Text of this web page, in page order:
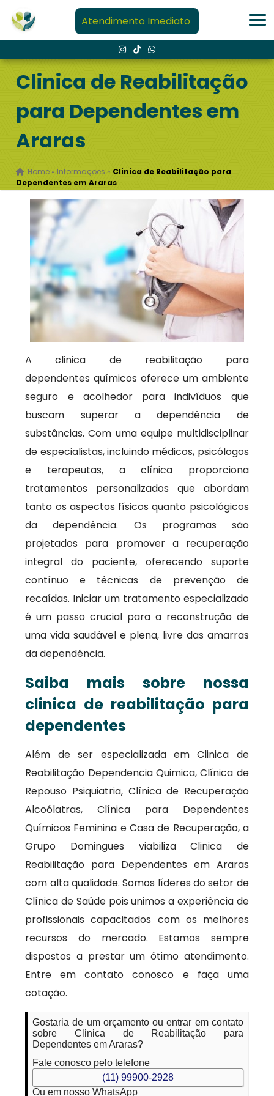
Atendimento Imediato
Clinica de Reabilitação
para Dependentes em
Araras
Home » Informações » Clinica de Reabilitação para
Dependentes em Araras
A clinica de reabilitação para
dependentes químicos oferece um ambiente
seguro e acolhedor para indivíduos que
buscam superar a dependência de
substâncias. Com uma equipe multidisciplinar
de especialistas, incluindo médicos, psicólogos
e terapeutas, a clínica proporciona
tratamentos personalizados que abordam
tanto os aspectos físicos quanto psicológicos
da dependência. Os programas são
projetados para promover a recuperação
integral do paciente, oferecendo suporte
contínuo e técnicas de prevenção de
recaídas. Iniciar um tratamento especializado
é um passo crucial para a reconstrução de
uma vida saudável e plena, livre das amarras
da dependência.
Saiba mais sobre nossa
clinica de reabilitação para
dependentes
Além de ser especializada em Clinica de
Reabilitação Dependencia Quimica, Clínica de
Repouso Psiquiatria, Clínica de Recuperação
Alcoólatras, Clínica para Dependentes
Químicos Feminina e Casa de Recuperação, a
Grupo Domingues viabiliza Clinica de
Reabilitação para Dependentes em Araras
com alta qualidade. Somos líderes do setor de
Clínica de Saúde pois unimos a experiência de
profissionais capacitados com os melhores
recursos do mercado. Estamos sempre
dispostos a prestar um ótimo atendimento.
Entre em contato conosco e faça uma
cotação.
Gostaria de um orçamento ou entrar em contato
sobre Clinica de Reabilitação para
Dependentes em Araras?
Fale conosco pelo telefone
(11) 99900-2928
Ou em nosso WhatsApp